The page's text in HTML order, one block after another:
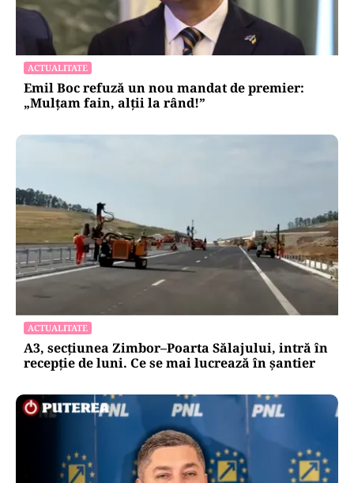
ACTUALITATE
Emil Boc refuză un nou mandat de premier:
„Mulțam fain, alții la rând!”
ACTUALITATE
A3, secțiunea Zimbor–Poarta Sălajului, intră în
recepție de luni. Ce se mai lucrează în șantier